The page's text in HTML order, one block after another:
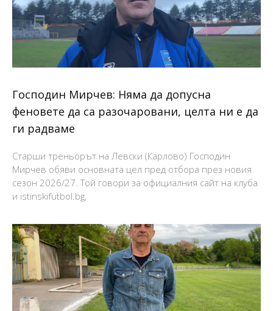
Господин Мирчев: Няма да допусна
феновете да са разочаровани, целта ни е да
ги радваме
Старши треньорът на Левски (Карлово) Господин
Мирчев обяви основната цел пред отбора през новия
сезон 2026/27. Той говори за официалния сайт на клуба
и istinskifutbol.bg,